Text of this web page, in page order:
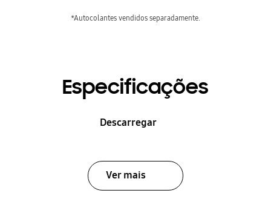
*Autocolantes vendidos separadamente.
Especificações
Descarregar
Ver mais